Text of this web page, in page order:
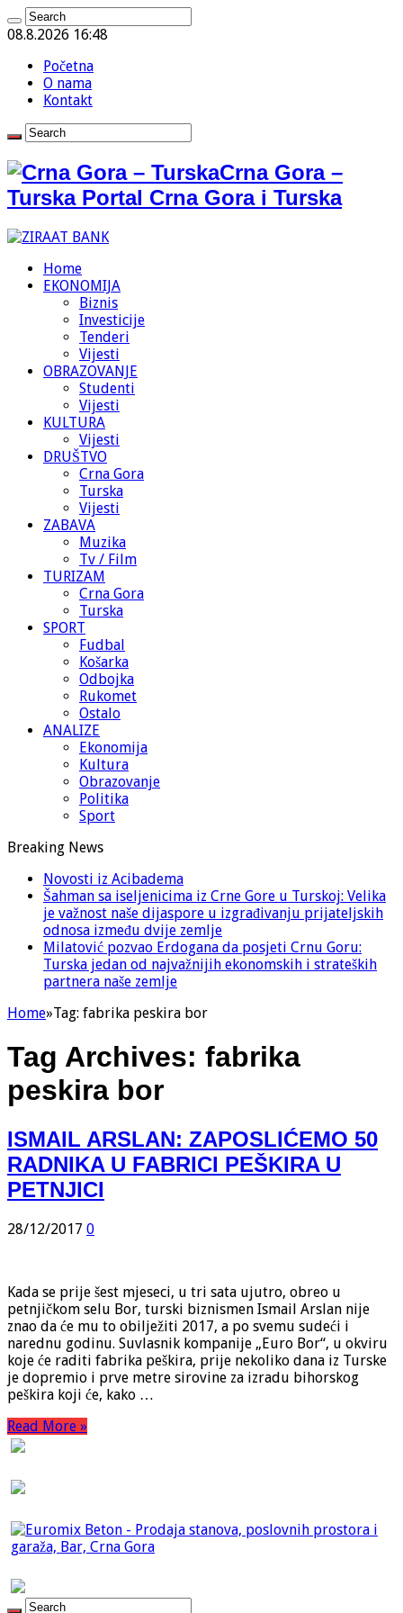
08.8.2026 16:48
Početna
O nama
Kontakt
Crna Gora –
Turska Portal Crna Gora i Turska
Home
EKONOMIJA
Biznis
Investicije
Tenderi
Vijesti
OBRAZOVANJE
Studenti
Vijesti
KULTURA
Vijesti
DRUŠTVO
Crna Gora
Turska
Vijesti
ZABAVA
Muzika
Tv / Film
TURIZAM
Crna Gora
Turska
SPORT
Fudbal
Košarka
Odbojka
Rukomet
Ostalo
ANALIZE
Ekonomija
Kultura
Obrazovanje
Politika
Sport
Breaking News
Novosti iz Acibadema
Šahman sa iseljenicima iz Crne Gore u Turskoj: Velika
je važnost naše dijaspore u izgrađivanju prijateljskih
odnosa između dvije zemlje
Milatović pozvao Erdogana da posjeti Crnu Goru:
Turska jedan od najvažnijih ekonomskih i strateških
partnera naše zemlje
Home»Tag: fabrika peskira bor
Tag Archives: fabrika
peskira bor
ISMAIL ARSLAN: ZAPOSLIĆEMO 50
RADNIKA U FABRICI PEŠKIRA U
PETNJICI
28/12/2017 0
Kada se prije šest mjeseci, u tri sata ujutro, obreo u
petnjičkom selu Bor, turski biznismen Ismail Arslan nije
znao da će mu to obilježiti 2017, a po svemu sudeći i
narednu godinu. Suvlasnik kompanije „Euro Bor“, u okviru
koje će raditi fabrika peškira, prije nekoliko dana iz Turske
je dopremio i prve metre sirovine za izradu bihorskog
peškira koji će, kako …
Read More »